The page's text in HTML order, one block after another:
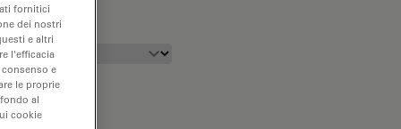
fornitici
dei nostri
e altri
l'efficacia
e
le proprie
al
cookie